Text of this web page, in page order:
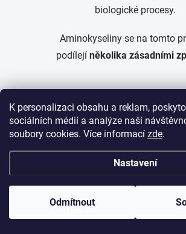
K personalizaci obsahu a reklam,
sociálních médií a analýze naší
soubory cookies. Více informací zde.
Nastavení
Odmítnout
biologické procesy.
Aminokyseliny se na tomto
podílejí několika zásadními
Bez aminokyselin by
enzymy.
A bez enzymů by neprobíhal